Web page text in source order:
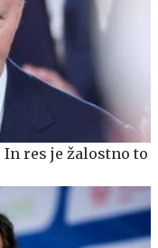
In res je žalostno to